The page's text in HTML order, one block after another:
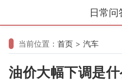
日常问
当前位置： 首页 > 汽车
油价大幅下调是